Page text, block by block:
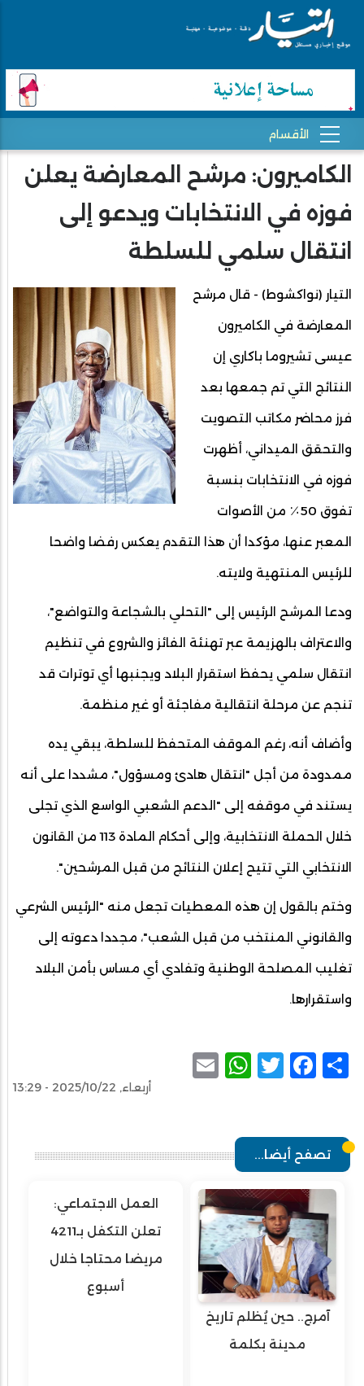
الكاميرون: مرشح المعارضة يعلن
فوزه في الانتخابات ويدعو إلى
انتقال سلمي للسلطة
التيار (نواكشوط) - قال مرشح
المعارضة في الكاميرون
عيسى تشيروما باكاري إن
النتائج التي تم جمعها بعد
فرز محاضر مكاتب التصويت
والتحقق الميداني، أظهرت
فوزه في الانتخابات بنسبة
تفوق 50٪ من الأصوات
المعبر عنها، مؤكدا أن هذا التقدم يعكس رفضا واضحا
للرئيس المنتهية ولايته.
ودعا المرشح الرئيس إلى "التحلي بالشجاعة والتواضع"،
والاعتراف بالهزيمة عبر تهنئة الفائز والشروع في تنظيم
انتقال سلمي يحفظ استقرار البلاد ويجنبها أي توترات قد
تنجم عن مرحلة انتقالية مفاجئة أو غير منظمة.
وأضاف أنه، رغم الموقف المتحفظ للسلطة، يبقي يده
ممدودة من أجل "انتقال هادئ ومسؤول"، مشددا على أنه
يستند في موقفه إلى "الدعم الشعبي الواسع الذي تجلى
خلال الحملة الانتخابية، وإلى أحكام المادة 113 من القانون
الانتخابي التي تتيح إعلان النتائج من قبل المرشحين".
وختم بالقول إن هذه المعطيات تجعل منه "الرئيس الشرعي
والقانوني المنتخب من قبل الشعب"، مجددا دعوته إلى
تغليب المصلحة الوطنية وتفادي أي مساس بأمن البلاد
واستقرارها.
Share
Facebook
Twitter
WhatsApp
أربعاء, 2025/10/22 - 13:29
تصفح أيضا...
آمرج.. حين يُظلم تاريخ
مدينة بكلمة
العمل الاجتماعي:
تعلن التكفل بـ4211
مريضا محتاجا خلال
أسبوع